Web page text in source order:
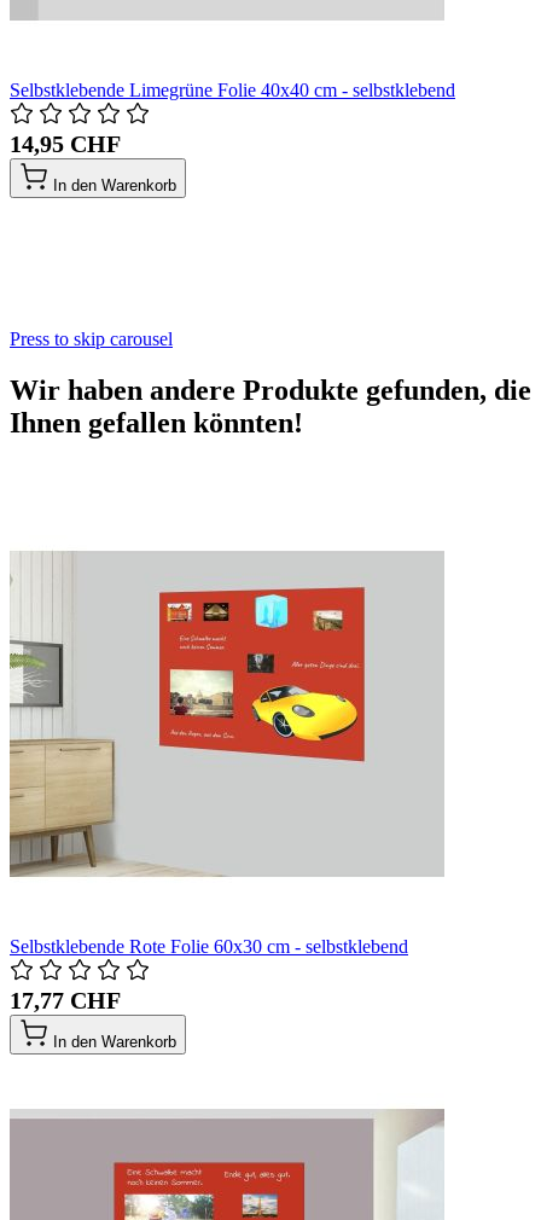
Selbstklebende Limegrüne Folie 40x40 cm - selbstklebend
14,95 CHF
In den Warenkorb
Press to skip carousel
Wir haben andere Produkte gefunden, die
Ihnen gefallen könnten!
Selbstklebende Rote Folie 60x30 cm - selbstklebend
17,77 CHF
In den Warenkorb